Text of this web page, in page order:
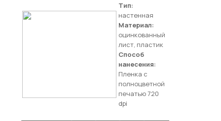
Тип:
настенная
Материал:
оцинкованный
лист, пластик
Способ
нанесения:
Пленка с
полноцветной
печатью 720
dpi